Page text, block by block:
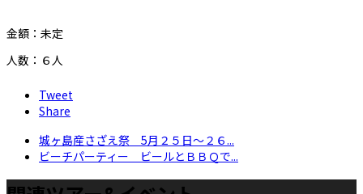
金額：未定
人数：６人
Tweet
Share
城ヶ島産さざえ祭 5月２５日～２６...
ビーチパーティー ビールとＢＢＱで...